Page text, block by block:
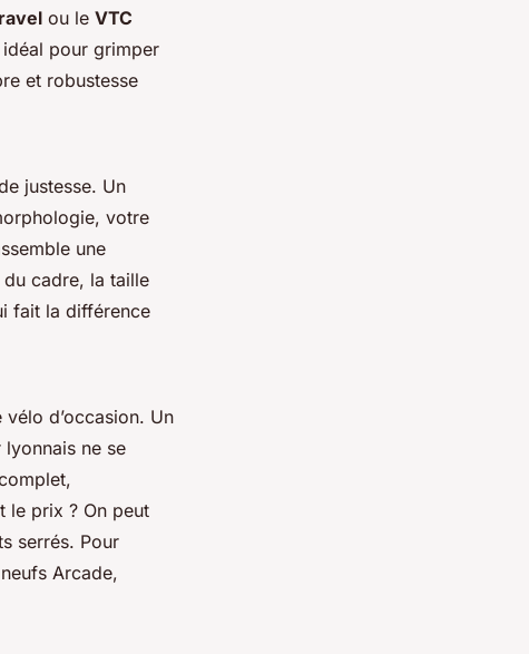
ou le VTC
idéal pour grimper
et robustesse
justesse. Un
votre
une
du cadre, la taille
fait la différence
d’occasion. Un
ne se
le prix ? On peut
serrés. Pour
Arcade,